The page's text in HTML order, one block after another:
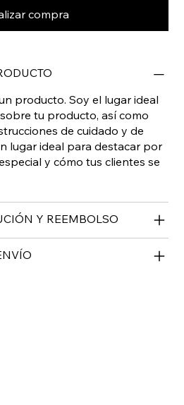
compra
producto. Soy el lugar ideal
tu producto, así como
de cuidado y de
lugar ideal para destacar por
y cómo tus clientes se
Y REEMBOLSO